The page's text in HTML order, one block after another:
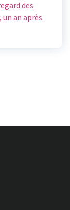
des
un an après.